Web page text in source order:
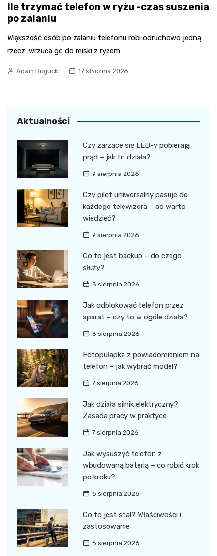
Ile trzymać telefon w ryżu -czas suszenia
po zalaniu
Większość osób po zalaniu telefonu robi odruchowo jedną
rzecz: wrzuca go do miski z ryżem
Adam Bogucki 17 stycznia 2026
Aktualności
Czy żarzące się LED-y pobierają
prąd – jak to działa?
9 sierpnia 2026
Czy pilot uniwersalny pasuje do
każdego telewizora – co warto
wiedzieć?
9 sierpnia 2026
Co to jest backup – do czego
służy?
8 sierpnia 2026
Jak odblokować telefon przez
aparat – czy to w ogóle działa?
8 sierpnia 2026
Fotopułapka z powiadomieniem na
telefon – jak wybrać model?
7 sierpnia 2026
Jak działa silnik elektryczny?
Zasada pracy w praktyce
7 sierpnia 2026
Jak wysuszyć telefon z
wbudowaną baterią – co robić krok
po kroku?
6 sierpnia 2026
Co to jest stal? Właściwości i
zastosowanie
6 sierpnia 2026